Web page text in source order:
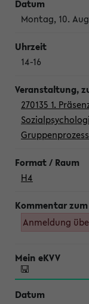
Montag, 10.
14-16
270135 1.
H4
Anmeldung